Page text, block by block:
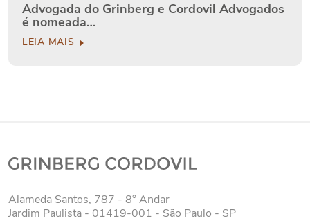
Advogada do Grinberg e Cordovil Advogados
é nomeada…
LEIA MAIS
Alameda Santos, 787 - 8° Andar
Jardim Paulista - 01419-001 - São Paulo - SP